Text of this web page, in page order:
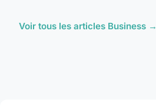
Voir tous les articles Business →